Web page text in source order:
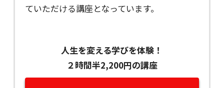
ていただける講座となっています。
人生を変える学びを体験！
２時間半2,200円の講座